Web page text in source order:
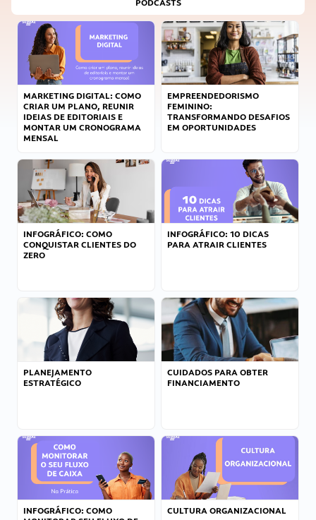
PODCASTS
MARKETING DIGITAL: COMO
CRIAR UM PLANO, REUNIR
IDEIAS DE EDITORIAIS E
MONTAR UM CRONOGRAMA
MENSAL
EMPREENDEDORISMO
FEMININO:
TRANSFORMANDO DESAFIOS
EM OPORTUNIDADES
INFOGRÁFICO: COMO
CONQUISTAR CLIENTES DO
ZERO
INFOGRÁFICO: 10 DICAS
PARA ATRAIR CLIENTES
PLANEJAMENTO
ESTRATÉGICO
CUIDADOS PARA OBTER
FINANCIAMENTO
INFOGRÁFICO: COMO
CULTURA ORGANIZACIONAL